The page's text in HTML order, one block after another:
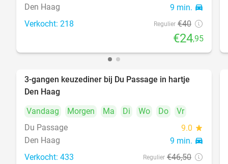
Den Haag 9 min. directions_car
Verkocht: 218 Regulier €40
€24,95
47%
3-gangen keuzediner bij Du Passage in hartje
Den Haag
Vandaag
Morgen Ma Di Wo Do
Vr
Du Passage
9.0 star
Den Haag 9 min. directions_car
Verkocht: 433 Regulier €46,50